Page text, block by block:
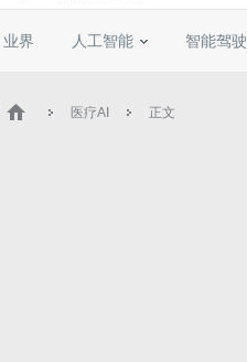
业界 人工智能 智能驾驶
医疗AI 正文